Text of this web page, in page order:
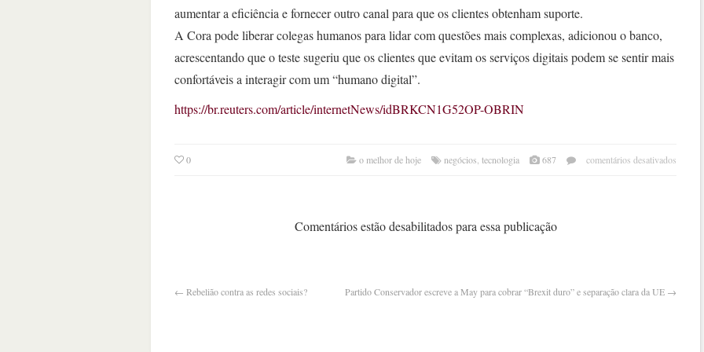
aumentar a eficiência e fornecer outro canal para que os clientes obtenham suporte.
A Cora pode liberar colegas humanos para lidar com questões mais complexas, adicionou o banco,
acrescentando que o teste sugeriu que os clientes que evitam os serviços digitais podem se sentir mais
confortáveis a interagir com um “humano digital”.
https://br.reuters.com/article/internetNews/idBRKCN1G52OP-OBRIN
0 o melhor de hoje negócios tecnologia 687 comentários desativados
Comentários estão desabilitados para essa publicação
← Rebelião contra as redes sociais? Partido Conservador escreve a May para cobrar “Brexit duro” e separação clara da UE →